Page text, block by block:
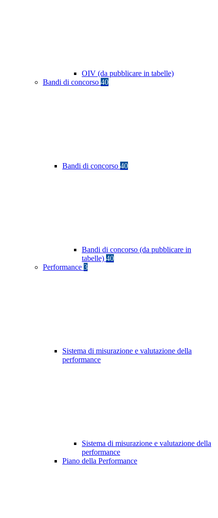
OIV (da pubblicare in tabelle)
Bandi di concorso 40
Bandi di concorso 40
Bandi di concorso (da pubblicare in
tabelle) 40
Performance 3
Sistema di misurazione e valutazione della
performance
Sistema di misurazione e valutazione della
performance
Piano della Performance